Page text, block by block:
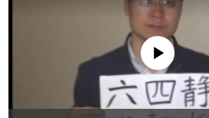
美洲
科教·文娱·体健
劳工
美中关系
VOA今日焦点
中文广播
没有媒体可用资源